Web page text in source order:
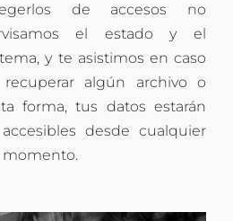
de accesos no
el estado y el
y te asistimos en caso
algún archivo o
forma, tus datos estarán
desde cualquier
momento.